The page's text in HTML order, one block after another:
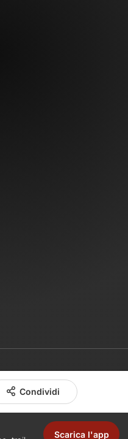
Condividi
Scarica l'app